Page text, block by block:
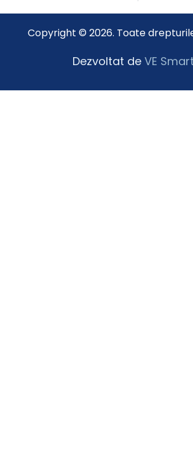
Copyright © 2026. Toate
Dezvoltat de VE Smart